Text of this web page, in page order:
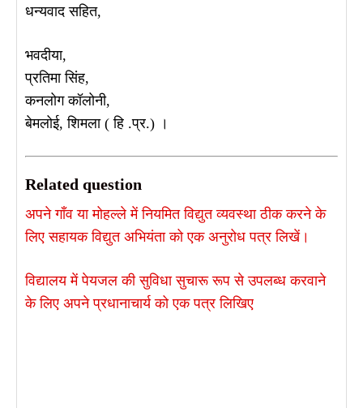
धन्यवाद सहित,
भवदीया,
प्रतिमा सिंह,
कनलोग कॉलोनी,
बेमलोई, शिमला ( हि .प्र.) ।
Related question
अपने गाँव या मोहल्ले में नियमित विद्युत व्यवस्था ठीक करने के
लिए सहायक विद्युत अभियंता को एक अनुरोध पत्र लिखें।
विद्यालय में पेयजल की सुविधा सुचारू रूप से उपलब्ध करवाने
के लिए अपने प्रधानाचार्य को एक पत्र लिखिए